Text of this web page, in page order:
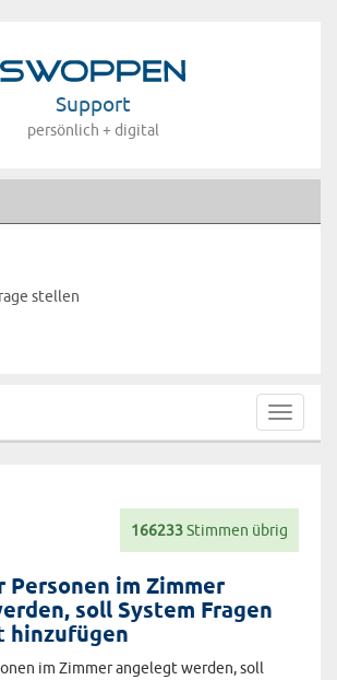
Support
persönlich + digital
stellen
Toggle
166233Stimmen übrig
Personen im Zimmer
soll System Fragen
hinzufügen
im Zimmer angelegt werden, soll